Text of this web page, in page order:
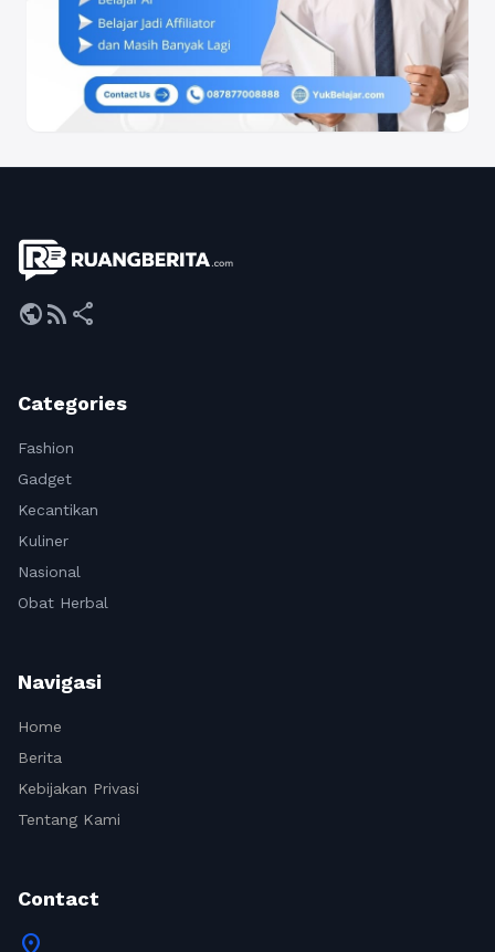
publicrss_feed share
Categories
Fashion
Gadget
Kecantikan
Kuliner
Nasional
Obat Herbal
Navigasi
Home
Berita
Kebijakan Privasi
Tentang Kami
Contact
location_on